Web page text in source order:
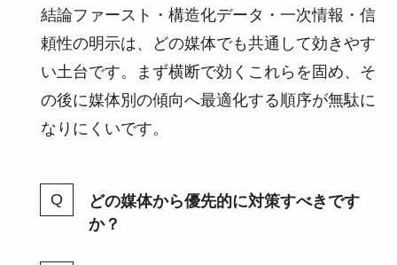
結論ファースト・構造化データ・一次情報・信
頼性の明示は、どの媒体でも共通して効きやす
い土台です。まず横断で効くこれらを固め、そ
の後に媒体別の傾向へ最適化する順序が無駄に
なりにくいです。
どの媒体から優先的に対策すべきです
か？